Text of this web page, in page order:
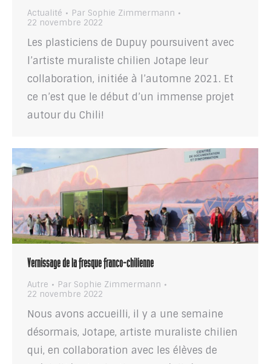
Actualité Par Sophie Zimmermann
22 novembre 2022
Les plasticiens de Dupuy poursuivent avec
l’artiste muraliste chilien Jotape leur
collaboration, initiée à l’automne 2021. Et
ce n’est que le début d’un immense projet
autour du Chili!
Vernissage de la fresque franco-chilienne
Autre Par Sophie Zimmermann
22 novembre 2022
Nous avons accueilli, il y a une semaine
désormais, Jotape, artiste muraliste chilien
qui, en collaboration avec les élèves de